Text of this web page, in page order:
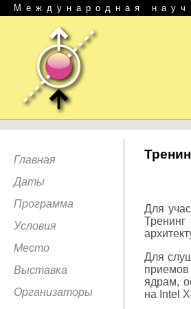
Международная
Главная
Даты
Программа
Условия
Место
Выставка
Организаторы
Для
Для
приемов
ядрам,
на Intel